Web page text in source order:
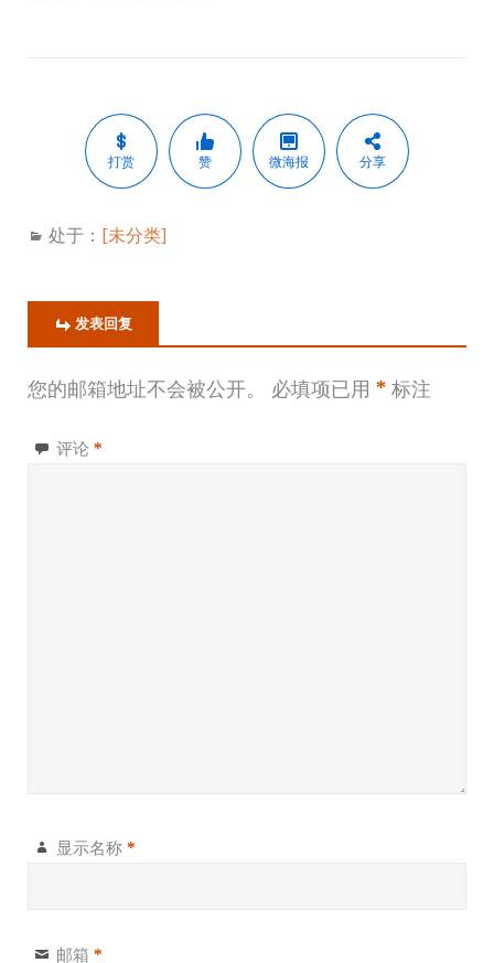
打赏 赞 微海报 分享
处于： [未分类]
发表回复
您的邮箱地址不会被公开。 必填项已用 * 标注
评论 *
显示名称 *
邮箱 *